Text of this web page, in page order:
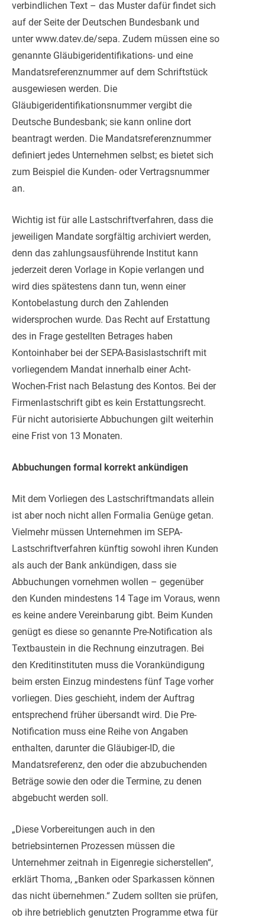
verbindlichen Text – das Muster dafür findet sich
auf der Seite der Deutschen Bundesbank und
unter www.datev.de/sepa. Zudem müssen eine so
genannte Gläubigeridentifikations- und eine
Mandatsreferenznummer auf dem Schriftstück
ausgewiesen werden. Die
Gläubigeridentifikationsnummer vergibt die
Deutsche Bundesbank; sie kann online dort
beantragt werden. Die Mandatsreferenznummer
definiert jedes Unternehmen selbst; es bietet sich
zum Beispiel die Kunden- oder Vertragsnummer
an.
Wichtig ist für alle Lastschriftverfahren, dass die
jeweiligen Mandate sorgfältig archiviert werden,
denn das zahlungsausführende Institut kann
jederzeit deren Vorlage in Kopie verlangen und
wird dies spätestens dann tun, wenn einer
Kontobelastung durch den Zahlenden
widersprochen wurde. Das Recht auf Erstattung
des in Frage gestellten Betrages haben
Kontoinhaber bei der SEPA-Basislastschrift mit
vorliegendem Mandat innerhalb einer Acht-
Wochen-Frist nach Belastung des Kontos. Bei der
Firmenlastschrift gibt es kein Erstattungsrecht.
Für nicht autorisierte Abbuchungen gilt weiterhin
eine Frist von 13 Monaten.
Abbuchungen formal korrekt ankündigen
Mit dem Vorliegen des Lastschriftmandats allein
ist aber noch nicht allen Formalia Genüge getan.
Vielmehr müssen Unternehmen im SEPA-
Lastschriftverfahren künftig sowohl ihren Kunden
als auch der Bank ankündigen, dass sie
Abbuchungen vornehmen wollen – gegenüber
den Kunden mindestens 14 Tage im Voraus, wenn
es keine andere Vereinbarung gibt. Beim Kunden
genügt es diese so genannte Pre-Notification als
Textbaustein in die Rechnung einzutragen. Bei
den Kreditinstituten muss die Vorankündigung
beim ersten Einzug mindestens fünf Tage vorher
vorliegen. Dies geschieht, indem der Auftrag
entsprechend früher übersandt wird. Die Pre-
Notification muss eine Reihe von Angaben
enthalten, darunter die Gläubiger-ID, die
Mandatsreferenz, den oder die abzubuchenden
Beträge sowie den oder die Termine, zu denen
abgebucht werden soll.
„Diese Vorbereitungen auch in den
betriebsinternen Prozessen müssen die
Unternehmer zeitnah in Eigenregie sicherstellen“,
erklärt Thoma, „Banken oder Sparkassen können
das nicht übernehmen.“ Zudem sollten sie prüfen,
ob ihre betrieblich genutzten Programme etwa für